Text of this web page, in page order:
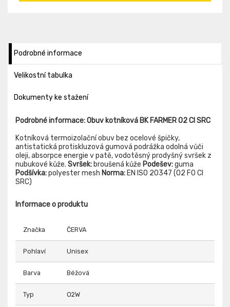
Podrobné informace
Velikostní tabulka
Dokumenty ke stažení
Podrobné informace: Obuv kotníková BK FARMER O2 CI SRC
Kotníková termoizolační obuv bez ocelové špičky,
antistatická protiskluzová gumová podrážka odolná vůči
oleji, absorpce energie v patě, vodotěsný prodyšný svršek z
nubukové kůže. Svršek: broušená kůže Podešev:guma
Podšívka:polyester mesh Norma: EN ISO 20347 (O2 FO CI
SRC)
Informace o produktu
Značka ČERVA
Pohlaví Unisex
Barva Béžová
Typ O2W